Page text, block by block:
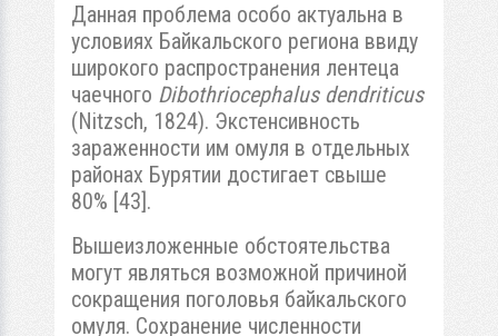
Данная проблема особо актуальна в
условиях Байкальского региона ввиду
широкого распространения лентеца
чаечного Dibothriocephalus dendriticus
(Nitzsch, 1824). Экстенсивность
зараженности им омуля в отдельных
районах Бурятии достигает свыше
80% [43].
Вышеизложенные обстоятельства
могут являться возможной причиной
сокращения поголовья байкальского
омуля. Сохранение численности